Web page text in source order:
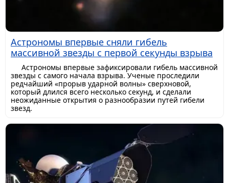
Астрономы впервые сняли гибель
массивной звезды с первой секунды взрыва
Астрономы впервые зафиксировали гибель массивной
звезды с самого начала взрыва. Ученые проследили
редчайший «прорыв ударной волны» сверхновой,
который длился всего несколько секунд, и сделали
неожиданные открытия о разнообразии путей гибели
звезд.